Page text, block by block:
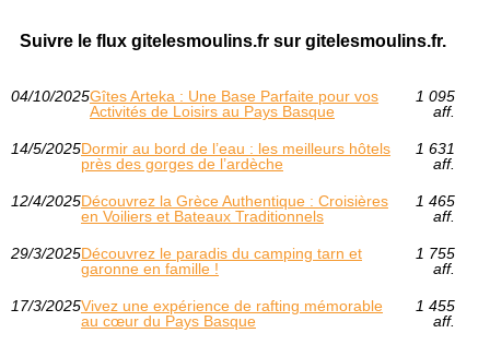
Suivre le flux gitelesmoulins.fr sur gitelesmoulins.fr.
04/10/2025Gîtes Arteka : Une Base Parfaite pour vos
Activités de Loisirs au Pays Basque
1 095
aff.
14/5/2025Dormir au bord de l’eau : les meilleurs hôtels
près des gorges de l’ardèche
1 631
aff.
12/4/2025Découvrez la Grèce Authentique : Croisières
en Voiliers et Bateaux Traditionnels
1 465
aff.
29/3/2025Découvrez le paradis du camping tarn et
garonne en famille !
1 755
aff.
17/3/2025Vivez une expérience de rafting mémorable
au cœur du Pays Basque
1 455
aff.